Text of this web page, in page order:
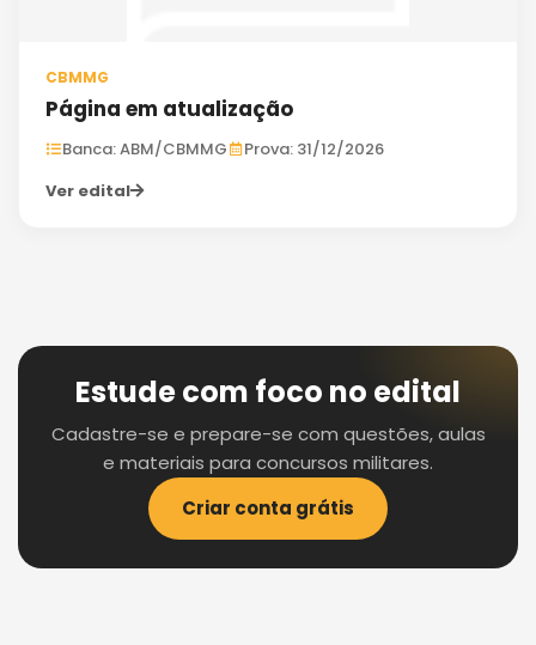
CBMMG
Página em atualização
Banca: ABM/CBMMG
Prova: 31/12/2026
Ver edital
Estude com foco no edital
Cadastre-se e prepare-se com questões, aulas
e materiais para concursos militares.
Criar conta grátis